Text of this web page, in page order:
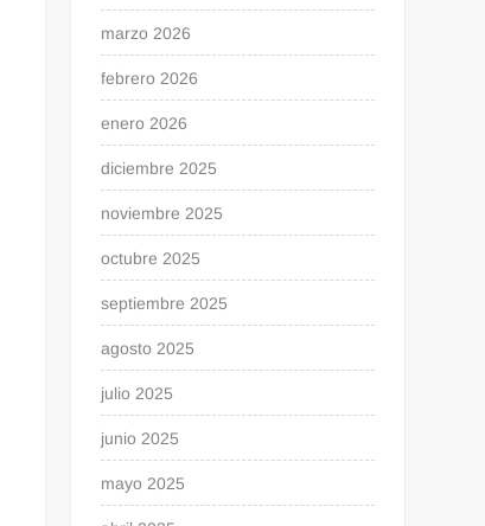
marzo 2026
febrero 2026
enero 2026
diciembre 2025
noviembre 2025
octubre 2025
septiembre 2025
agosto 2025
julio 2025
junio 2025
mayo 2025